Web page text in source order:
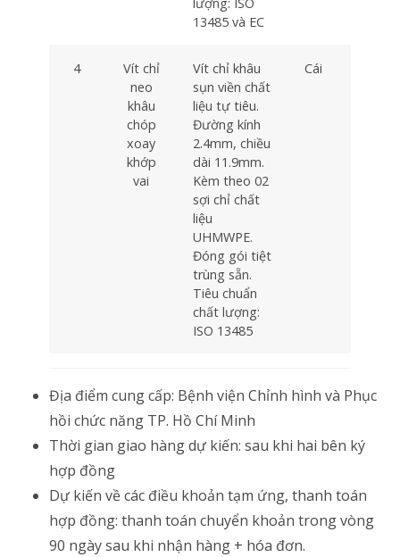
13485 và EC
4
Vít chỉ
neo
khâu
chóp
xoay
khớp
vai
Vít chỉ khâu
sụn viền chất
liệu tự tiêu.
Đường kính
2.4mm, chiều
dài 11.9mm.
Kèm theo 02
sợi chỉ chất
liệu
UHMWPE.
Đóng gói tiệt
trùng sẵn.
Tiêu chuẩn
chất lượng:
ISO 13485
Cái
Địa điểm cung cấp: Bệnh viện Chỉnh hình và Phục
hồi chức năng TP. Hồ Chí Minh
Thời gian giao hàng dự kiến: sau khi hai bên ký
hợp đồng
Dự kiến về các điều khoản tạm ứng, thanh toán
hợp đồng: thanh toán chuyển khoản trong vòng
90 ngày sau khi nhận hàng + hóa đơn.